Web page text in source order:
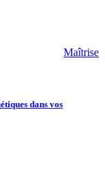
Maîtrise
dans vos